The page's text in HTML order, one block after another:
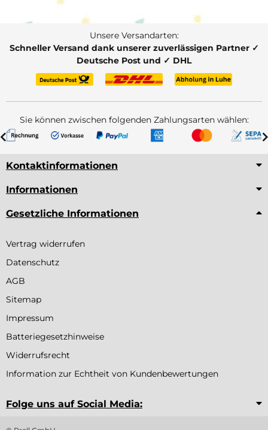
Unsere Versandarten:
Schneller Versand dank unserer zuverlässigen Partner ✓
Deutsche Post und ✓ DHL
Sie können zwischen folgenden Zahlungsarten wählen:
Kontaktinformationen
Informationen
Gesetzliche Informationen
Vertrag widerrufen
Datenschutz
AGB
Sitemap
Impressum
Batteriegesetzhinweise
Widerrufsrecht
Information zur Echtheit von Kundenbewertungen
Folge uns auf Social Media: